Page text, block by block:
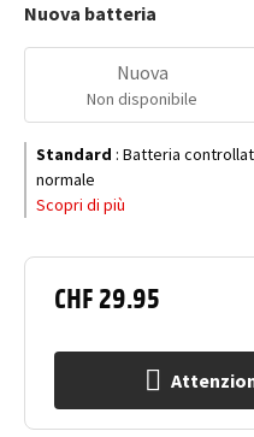
CHF 29.95
Nuova batteria
Nuova
Non disponibile
Standard : Batteria
normale
Scopri di più